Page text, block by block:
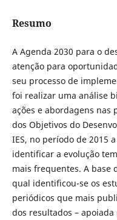
Resumo
A Agenda 2030 para o
atenção para
seu processo de
foi realizar uma análise
ações e abordagens nas
dos Objetivos do
IES, no período de 2015
identificar a evolução
mais frequentes. A base
qual identificou-se os
periódicos que mais
dos resultados –